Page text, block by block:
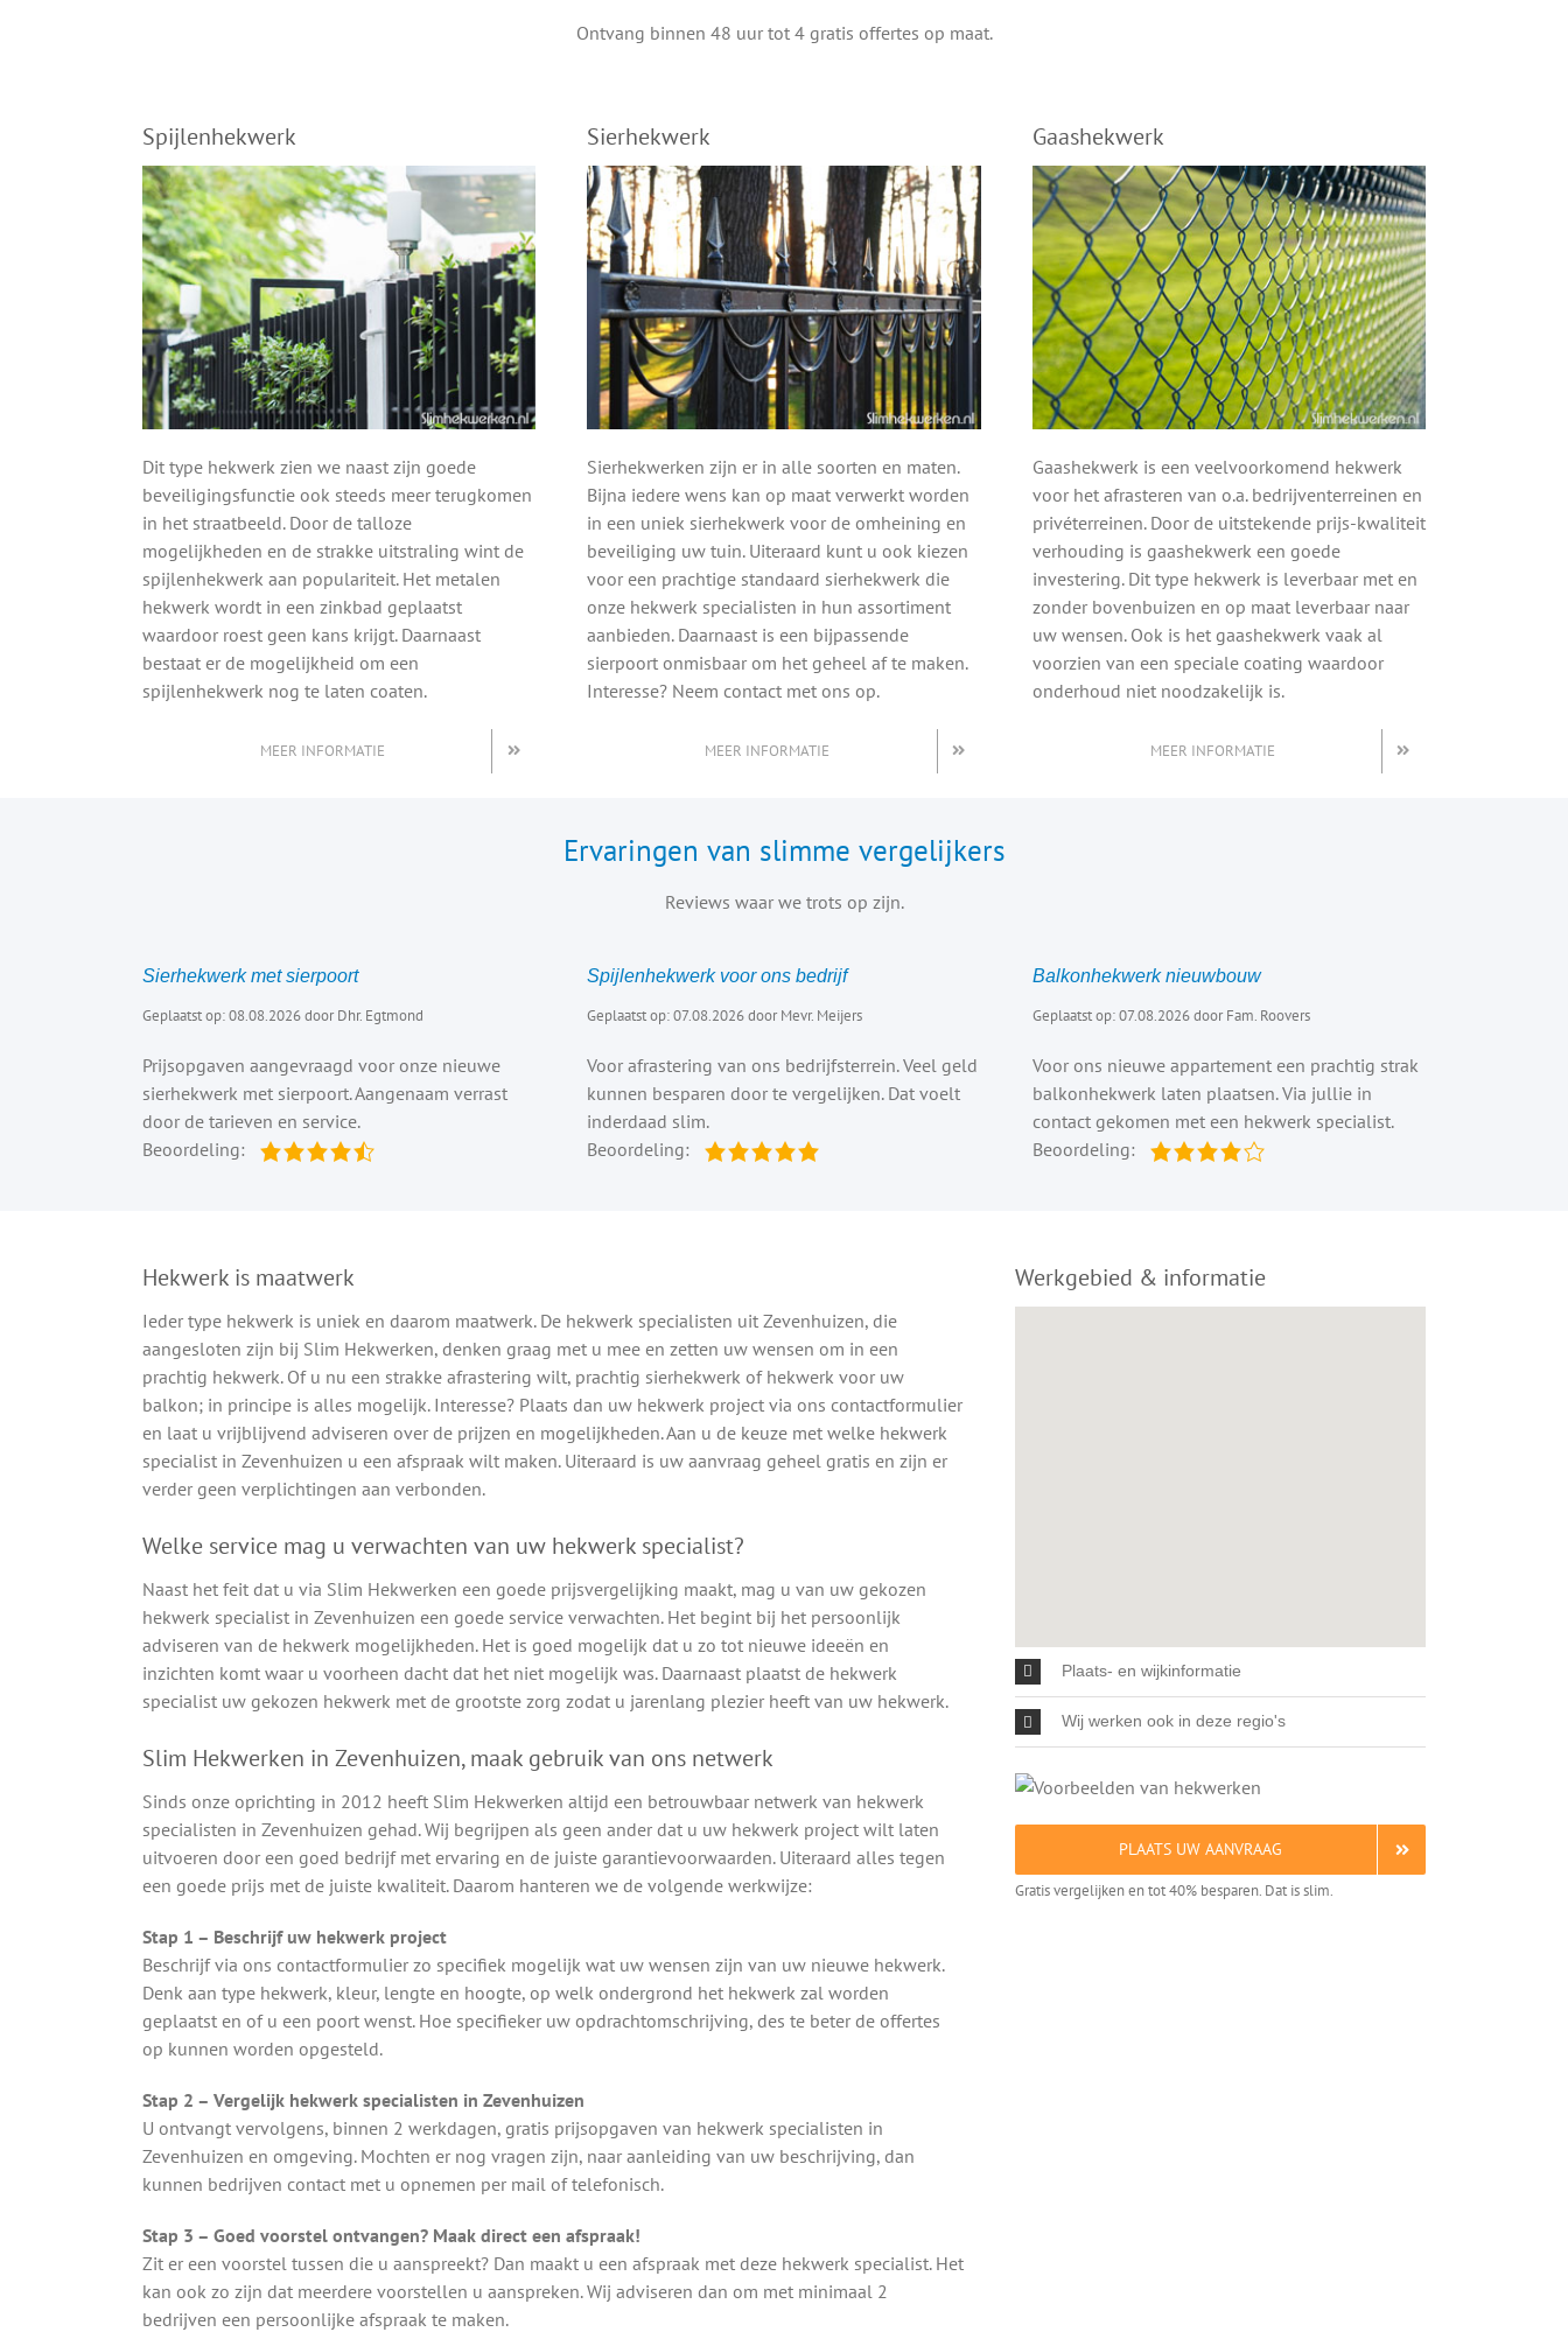
Ontvang binnen 48 uur tot 4 gratis offertes op maat.
Spijlenhekwerk
Dit type hekwerk zien we naast zijn goede
beveiligingsfunctie ook steeds meer terugkomen
in het straatbeeld. Door de talloze
mogelijkheden en de strakke uitstraling wint de
spijlenhekwerk aan populariteit. Het metalen
hekwerk wordt in een zinkbad geplaatst
waardoor roest geen kans krijgt. Daarnaast
bestaat er de mogelijkheid om een
spijlenhekwerk nog te laten coaten.
MEER INFORMATIE
Sierhekwerk
Sierhekwerken zijn er in alle soorten en maten.
Bijna iedere wens kan op maat verwerkt worden
in een uniek sierhekwerk voor de omheining en
beveiliging uw tuin. Uiteraard kunt u ook kiezen
voor een prachtige standaard sierhekwerk die
onze hekwerk specialisten in hun assortiment
aanbieden. Daarnaast is een bijpassende
sierpoort onmisbaar om het geheel af te maken.
Interesse? Neem contact met ons op.
MEER INFORMATIE
Gaashekwerk
Gaashekwerk is een veelvoorkomend hekwerk
voor het afrasteren van o.a. bedrijventerreinen en
privéterreinen. Door de uitstekende prijs-kwaliteit
verhouding is gaashekwerk een goede
investering. Dit type hekwerk is leverbaar met en
zonder bovenbuizen en op maat leverbaar naar
uw wensen. Ook is het gaashekwerk vaak al
voorzien van een speciale coating waardoor
onderhoud niet noodzakelijk is.
MEER INFORMATIE
Ervaringen van slimme vergelijkers
Reviews waar we trots op zijn.
Sierhekwerk met sierpoort
Geplaatst op: 08.08.2026 door Dhr. Egtmond
Prijsopgaven aangevraagd voor onze nieuwe
sierhekwerk met sierpoort. Aangenaam verrast
door de tarieven en service.
Beoordeling:
Spijlenhekwerk voor ons bedrijf
Geplaatst op: 07.08.2026 door Mevr. Meijers
Voor afrastering van ons bedrijfsterrein. Veel geld
kunnen besparen door te vergelijken. Dat voelt
inderdaad slim.
Beoordeling:
Balkonhekwerk nieuwbouw
Geplaatst op: 07.08.2026 door Fam. Roovers
Voor ons nieuwe appartement een prachtig strak
balkonhekwerk laten plaatsen. Via jullie in
contact gekomen met een hekwerk specialist.
Beoordeling:
Hekwerk is maatwerk
Ieder type hekwerk is uniek en daarom maatwerk. De hekwerk specialisten uit Zevenhuizen, die
aangesloten zijn bij Slim Hekwerken, denken graag met u mee en zetten uw wensen om in een
prachtig hekwerk. Of u nu een strakke afrastering wilt, prachtig sierhekwerk of hekwerk voor uw
balkon; in principe is alles mogelijk. Interesse? Plaats dan uw hekwerk project via ons contactformulier
en laat u vrijblijvend adviseren over de prijzen en mogelijkheden. Aan u de keuze met welke hekwerk
specialist in Zevenhuizen u een afspraak wilt maken. Uiteraard is uw aanvraag geheel gratis en zijn er
verder geen verplichtingen aan verbonden.
Welke service mag u verwachten van uw hekwerk specialist?
Naast het feit dat u via Slim Hekwerken een goede prijsvergelijking maakt, mag u van uw gekozen
hekwerk specialist in Zevenhuizen een goede service verwachten. Het begint bij het persoonlijk
adviseren van de hekwerk mogelijkheden. Het is goed mogelijk dat u zo tot nieuwe ideeën en
inzichten komt waar u voorheen dacht dat het niet mogelijk was. Daarnaast plaatst de hekwerk
specialist uw gekozen hekwerk met de grootste zorg zodat u jarenlang plezier heeft van uw hekwerk.
Slim Hekwerken in Zevenhuizen, maak gebruik van ons netwerk
Sinds onze oprichting in 2012 heeft Slim Hekwerken altijd een betrouwbaar netwerk van hekwerk
specialisten in Zevenhuizen gehad. Wij begrijpen als geen ander dat u uw hekwerk project wilt laten
uitvoeren door een goed bedrijf met ervaring en de juiste garantievoorwaarden. Uiteraard alles tegen
een goede prijs met de juiste kwaliteit. Daarom hanteren we de volgende werkwijze:
Stap 1 – Beschrijf uw hekwerk project
Beschrijf via ons contactformulier zo specifiek mogelijk wat uw wensen zijn van uw nieuwe hekwerk.
Denk aan type hekwerk, kleur, lengte en hoogte, op welk ondergrond het hekwerk zal worden
geplaatst en of u een poort wenst. Hoe specifieker uw opdrachtomschrijving, des te beter de offertes
op kunnen worden opgesteld.
Stap 2 – Vergelijk hekwerk specialisten in Zevenhuizen
U ontvangt vervolgens, binnen 2 werkdagen, gratis prijsopgaven van hekwerk specialisten in
Zevenhuizen en omgeving. Mochten er nog vragen zijn, naar aanleiding van uw beschrijving, dan
kunnen bedrijven contact met u opnemen per mail of telefonisch.
Stap 3 – Goed voorstel ontvangen? Maak direct een afspraak!
Zit er een voorstel tussen die u aanspreekt? Dan maakt u een afspraak met deze hekwerk specialist. Het
kan ook zo zijn dat meerdere voorstellen u aanspreken. Wij adviseren dan om met minimaal 2
bedrijven een persoonlijke afspraak te maken.
Werkgebied & informatie
Plaats- en wijkinformatie
Wij werken ook in deze regio's
PLAATS UW AANVRAAG
Gratis vergelijken en tot 40% besparen. Dat is slim.